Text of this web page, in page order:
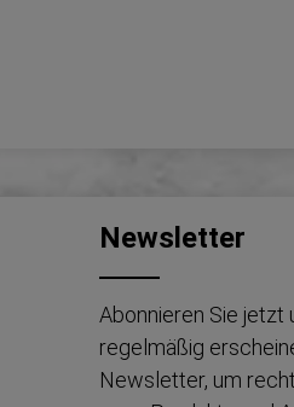
Newsletter
Abonnieren Sie jetzt
regelmäßig
Newsletter, um